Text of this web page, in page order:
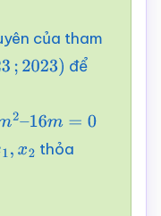
của tham
để
16m=0
1,x2 thỏa